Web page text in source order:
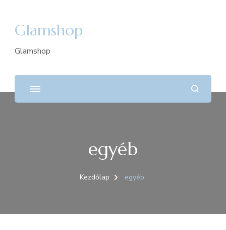
Glamshop
Glamshop
egyéb
Kezdőlap egyéb